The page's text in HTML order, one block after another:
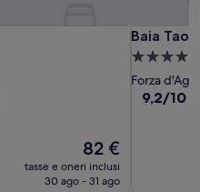
Il
prezzo
attuale
82 €
tasse e oneri inclusi
30 ago - 31 ago
Baia
Baia
Struttura
a
4.0
Forza
9.2
9,2/10